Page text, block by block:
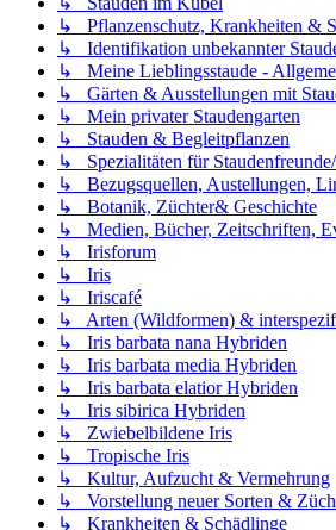
↳ Pflanzenschutz, Krankheiten &
↳ Identifikation unbekannter
↳ Meine Lieblingsstaude -
↳ Gärten & Ausstellungen mit
↳ Mein privater Staudengarten
↳ Stauden & Begleitpflanzen
↳ Spezialitäten für
↳ Bezugsquellen, Austellungen,
↳ Botanik, Züchter& Geschichte
↳ Medien, Bücher, Zeitschriften,
↳ Irisforum
↳ Iris
↳ Iriscafé
↳ Arten (Wildformen) &
↳ Iris barbata nana Hybriden
↳ Iris barbata media Hybriden
↳ Iris barbata elatior Hybriden
↳ Iris sibirica Hybriden
↳ Zwiebelbildene Iris
↳ Tropische Iris
↳ Kultur, Aufzucht & Vermehrung
↳ Vorstellung neuer Sorten &
↳ Krankheiten & Schädlinge